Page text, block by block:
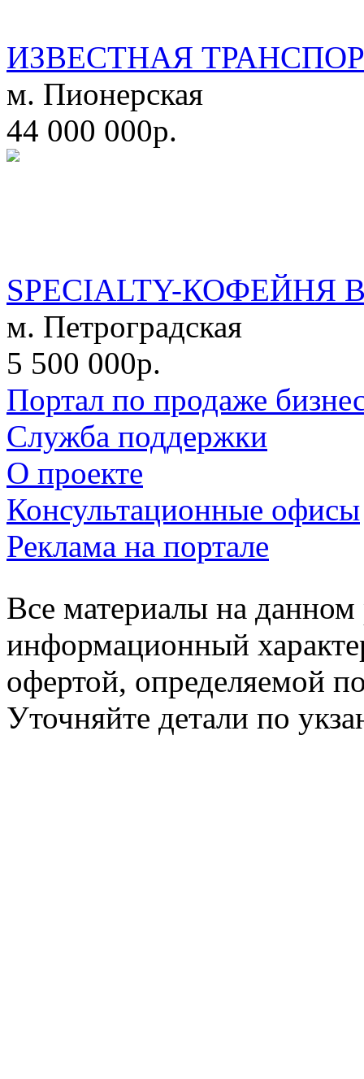
ИЗВЕСТНАЯ
м. Пионерская
44 000 000р.
SPECIALTY-
м. Петроградская
5 500 000р.
Портал по продаже
Служба поддержки
О проекте
Консультационные офисы
Реклама на портале
Все материалы на данном
информационный
офертой, определяемой
Уточняйте детали по